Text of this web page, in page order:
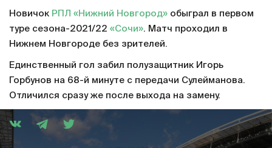
Новичок РПЛ «Нижний Новгород» обыграл в первом
туре сезона-2021/22 «Сочи». Матч проходил в
Нижнем Новгороде без зрителей.
Единственный гол забил полузащитник Игорь
Горбунов на 68-й минуте с передачи Сулейманова.
Отличился сразу же после выхода на замену.